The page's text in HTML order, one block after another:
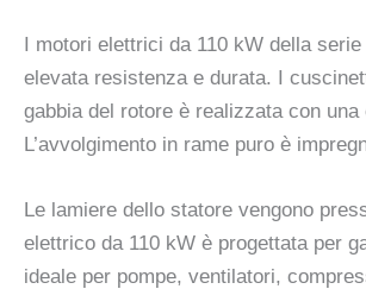
I motori elettrici da 110 kW della
elevata resistenza e durata. I
gabbia del rotore è realizzata con
L’avvolgimento in rame puro è
Le lamiere dello statore vengono
elettrico da 110 kW è progettata per
ideale per pompe, ventilatori,